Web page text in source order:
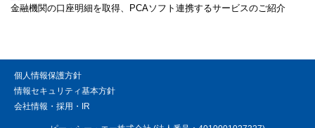
金融機関の口座明細を取得、PCAソフト連携するサービスのご紹介
個人情報保護方針
情報セキュリティ基本方針
会社情報・採用・IR